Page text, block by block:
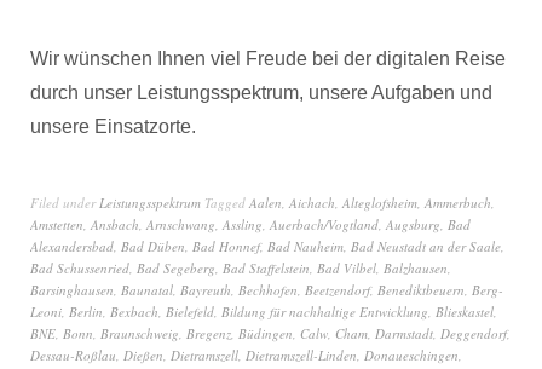
Wir wünschen Ihnen viel Freude bei der digitalen Reise
durch unser Leistungsspektrum, unsere Aufgaben und
unsere Einsatzorte.
Filed underLeistungsspektrum Tagged Aalen, Aichach, Alteglofsheim, Ammerbuch,
Amstetten, Ansbach, Arnschwang, Assling, Auerbach/Vogtland, Augsburg, Bad
Alexandersbad, Bad Düben, Bad Honnef, Bad Nauheim, Bad Neustadt an der Saale,
Bad Schussenried, Bad Segeberg, Bad Staffelstein, Bad Vilbel, Balzhausen,
Barsinghausen, Baunatal, Bayreuth, Bechhofen, Beetzendorf, Benediktbeuern, Berg-
Leoni, Berlin, Bexbach, Bielefeld, Bildung für nachhaltige Entwicklung, Blieskastel,
BNE, Bonn, Braunschweig, Bregenz, Büdingen, Calw, Cham, Darmstadt, Deggendorf,
Dessau-Roßlau, Dießen, Dietramszell, Dietramszell-Linden, Donaueschingen,